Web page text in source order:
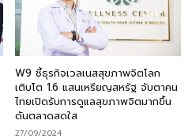
W9 ชี้ธุรกิจเวลเนสสุขภาพจิตโลก
เติบโต 1.6 แสนเหรียญสหรัฐ จับตาคน
ไทยเปิดรับการดูแลสุขภาพจิตมากขึ้น
ดันตลาดสดใส
27/09/2024